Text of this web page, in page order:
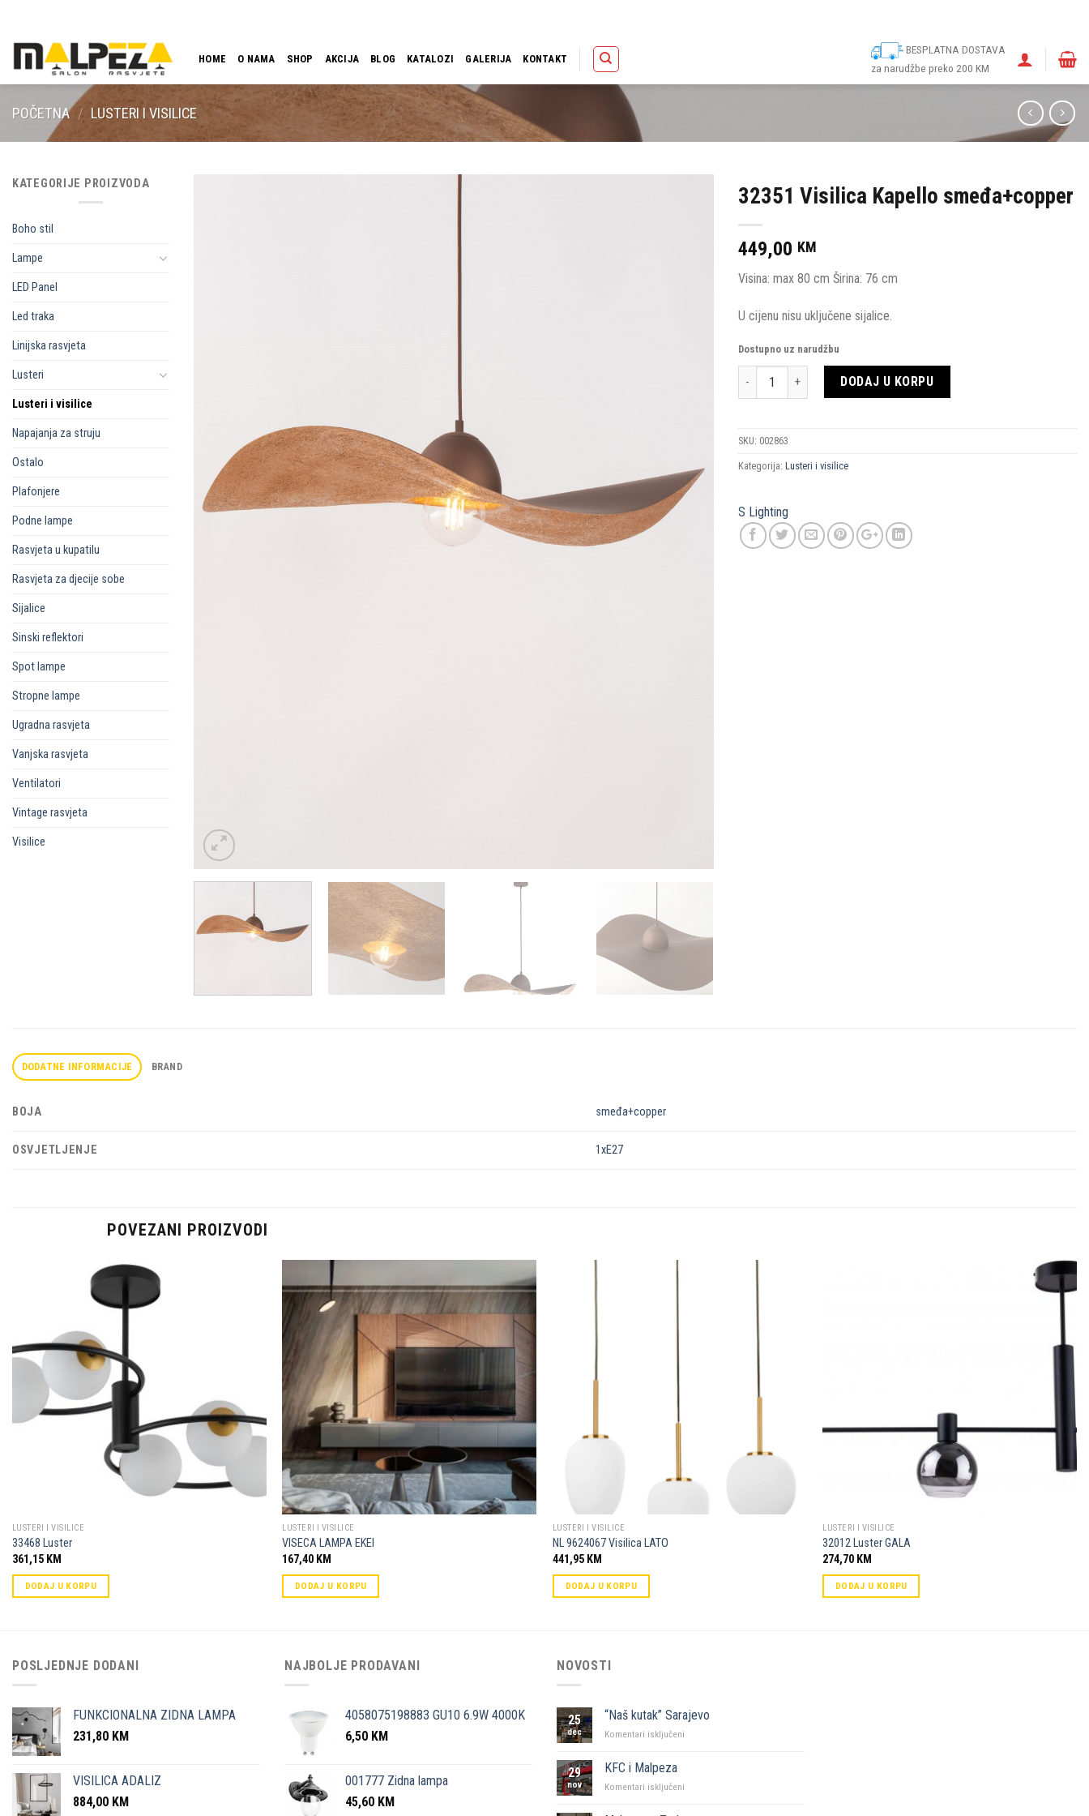
content
HOME O NAMA SHOP AKCIJA BLOG KATALOZI GALERIJA KONTAKT
BESPLATNA DOSTAVA
za narudžbe preko 200 KM
POČETNA / LUSTERI I VISILICE
KATEGORIJE PROIZVODA
Boho stil
Lampe
LED Panel
Led traka
Linijska rasvjeta
Lusteri
Lusteri i visilice
Napajanja za struju
Ostalo
Plafonjere
Podne lampe
Rasvjeta u kupatilu
Rasvjeta za djecije sobe
Sijalice
Sinski reflektori
Spot lampe
Stropne lampe
Ugradna rasvjeta
Vanjska rasvjeta
Ventilatori
Vintage rasvjeta
Visilice
32351 Visilica Kapello smeđa+copper
449,00 KM
Visina: max 80 cm Širina: 76 cm
U cijenu nisu uključene sijalice.
Dostupno uz narudžbu
Količina DODAJ U KORPU
SKU: 002863
Kategorija: Lusteri i visilice
S Lighting
DODATNE INFORMACIJE BRAND
BOJA smeđa+copper
OSVJETLJENJE 1xE27
POVEZANI PROIZVODI
LUSTERI I VISILICE
33468 Luster
361,15 KM
DODAJ U KORPU
omiljene
LUSTERI I VISILICE
VISECA LAMPA EKEI
167,40 KM
DODAJ U KORPU
LUSTERI I VISILICE
NL 9624067 Visilica LATO
441,95 KM
DODAJ U KORPU
Dodaj u
omiljene
LUSTERI I VISILICE
32012 Luster GALA
274,70 KM
DODAJ U KORPU
POSLJEDNJE DODANI
FUNKCIONALNA ZIDNA LAMPA
231,80 KM
VISILICA ADALIZ
884,00 KM
NAJBOLJE PRODAVANI
4058075198883 GU10 6.9W 4000K
6,50 KM
001777 Zidna lampa
45,60 KM
NOVOSTI
25
dec
“Naš kutak” Sarajevo
Komentari isključeni
29
nov
KFC i Malpeza
Komentari isključeni